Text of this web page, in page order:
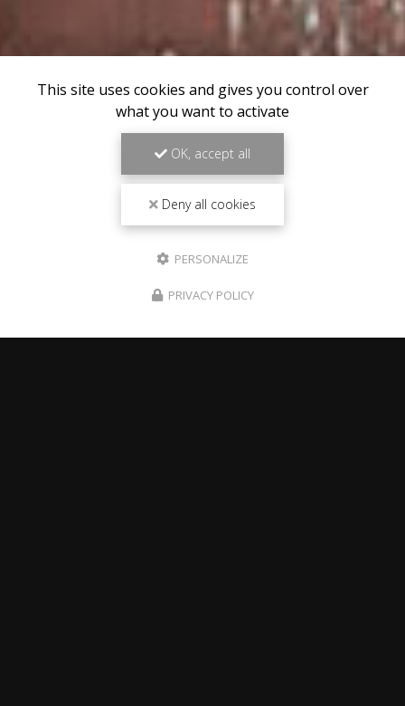
This site uses cookies and gives you control over
what you want to activate
OK, accept all
Deny all cookies
PERSONALIZE
PRIVACY POLICY